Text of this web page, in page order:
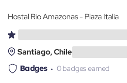
Hostal Rio Amazonas - Plaza Italia
Santiago, Chile
Badges 0 badges earned